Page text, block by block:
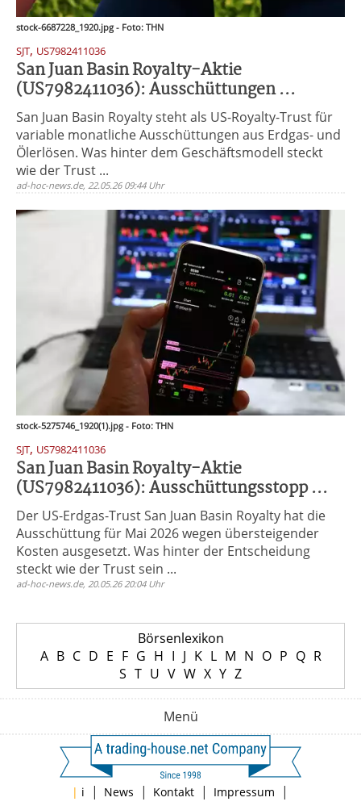
stock-6687228_1920.jpg - Foto: THN
SJT, US7982411036
San Juan Basin Royalty-Aktie
(US7982411036): Ausschüttungen ...
San Juan Basin Royalty steht als US-Royalty-Trust für
variable monatliche Ausschüttungen aus Erdgas- und
Ölerlösen. Was hinter dem Geschäftsmodell steckt
wie der Trust ...
ad-hoc-news.de, 22.05.26 09:44 Uhr
stock-5275746_1920(1).jpg - Foto: THN
SJT, US7982411036
San Juan Basin Royalty-Aktie
(US7982411036): Ausschüttungsstopp ...
Der US-Erdgas-Trust San Juan Basin Royalty hat die
Ausschüttung für Mai 2026 wegen übersteigender
Kosten ausgesetzt. Was hinter der Entscheidung
steckt wie der Trust sein ...
ad-hoc-news.de, 20.05.26 20:04 Uhr
Börsenlexikon
A B C D E F G H I J K L M N O P Q R
S T U V W X Y Z
Menü
| i | News | Kontakt | Impressum
|